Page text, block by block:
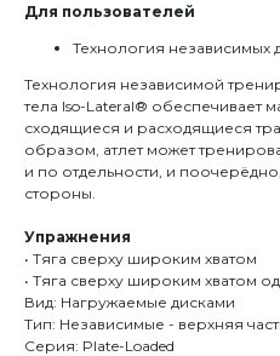
Для пользователей
Технология независимых
Технология независимой
тела Iso-Lateral® обеспечивает
сходящиеся и расходящиеся
образом, атлет может
и по отдельности, и
стороны.
Упражнения
• Тяга сверху широким хватом
• Тяга сверху широким хватом
Вид: Нагружаемые дисками
Тип: Независимые - верхняя
Серия: Plate-Loaded